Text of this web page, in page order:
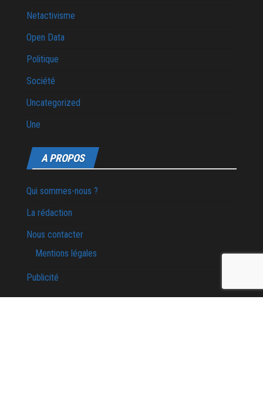
Netactivisme
Open Data
Politique
Société
Uncategorized
Une
A PROPOS
Qui sommes-nous ?
La rédaction
Nous contacter
Mentions légales
Publicité